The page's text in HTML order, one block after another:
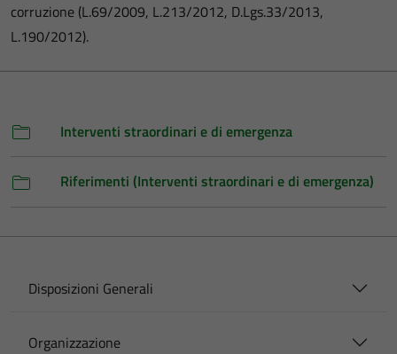
corruzione (L.69/2009, L.213/2012, D.Lgs.33/2013,
L.190/2012).
Interventi straordinari e di emergenza
Riferimenti (Interventi straordinari e di emergenza)
Disposizioni Generali
Organizzazione